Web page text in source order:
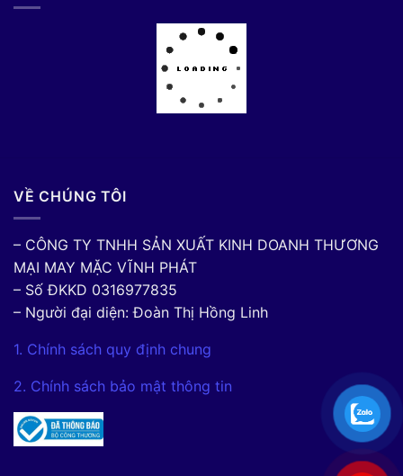
VỀ CHÚNG TÔI
– CÔNG TY TNHH SẢN XUẤT KINH DOANH THƯƠNG
MẠI MAY MẶC VĨNH PHÁT
– Số ĐKKD 0316977835
– Người đại diện: Đoàn Thị Hồng Linh
1. Chính sách quy định chung
2. Chính sách bảo mật thông tin